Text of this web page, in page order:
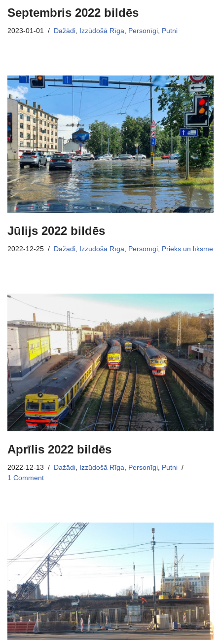
Septembris 2022 bildēs
2023-01-01 Dažādi Izzūdošā Rīga Personīgi Putni
Jūlijs 2022 bildēs
2022-12-25 Dažādi, Izzūdošā Rīga, Personīgi, Prieks un līksme
Aprīlis 2022 bildēs
2022-12-13 Dažādi, Izzūdošā Rīga, Personīgi, Putni
1 Comment